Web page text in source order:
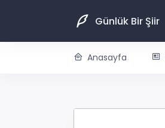
Günlük Bir Şiir
Anasayfa